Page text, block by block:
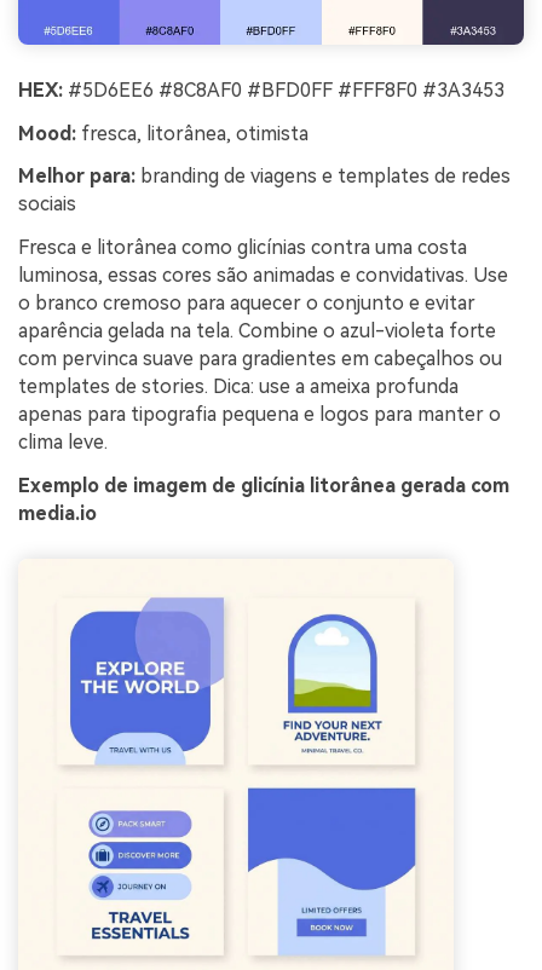
HEX: #5D6EE6 #8C8AF0 #BFD0FF #FFF8F0 #3A3453
Mood: fresca, litorânea, otimista
Melhor para: branding de viagens e templates de redes
sociais
Fresca e litorânea como glicínias contra uma costa
luminosa, essas cores são animadas e convidativas. Use
o branco cremoso para aquecer o conjunto e evitar
aparência gelada na tela. Combine o azul-violeta forte
com pervinca suave para gradientes em cabeçalhos ou
templates de stories. Dica: use a ameixa profunda
apenas para tipografia pequena e logos para manter o
clima leve.
Exemplo de imagem de glicínia litorânea gerada com
media.io